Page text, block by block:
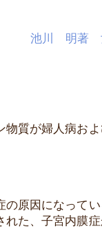
池川 明著
質が婦人病お
原因になってい
た、子宮内膜